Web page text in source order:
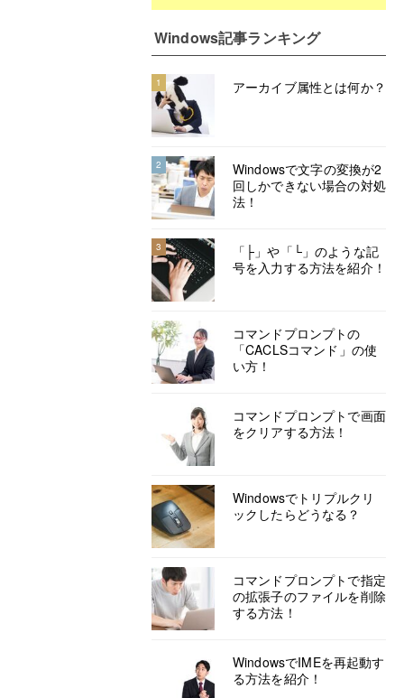
Windows記事ランキング
1 アーカイブ属性とは何か？
2
Windowsで文字の変換が2
回しかできない場合の対処
法！
3
「├」や「└」のような記
号を入力する方法を紹介！
コマンドプロンプトの
「CACLSコマンド」の使
い方！
コマンドプロンプトで画面
をクリアする方法！
Windowsでトリプルクリ
ックしたらどうなる？
コマンドプロンプトで指定
の拡張子のファイルを削除
する方法！
WindowsでIMEを再起動す
る方法を紹介！